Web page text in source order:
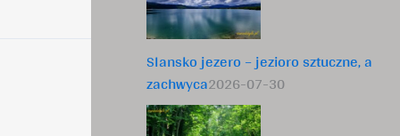
Slansko jezero – jezioro sztuczne, a
zachwyca2026-07-30